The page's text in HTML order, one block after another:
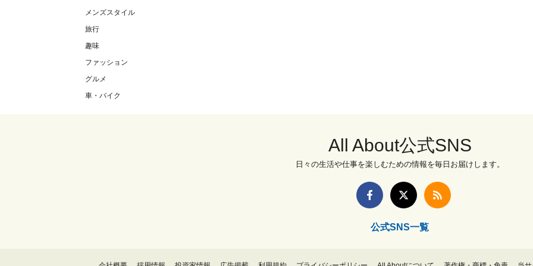
メンズスタイル
旅行
趣味
ファッション
グルメ
車・バイク
All About公式SNS
日々の生活や仕事を楽しむための情報を毎日お届けします。
公式SNS一覧